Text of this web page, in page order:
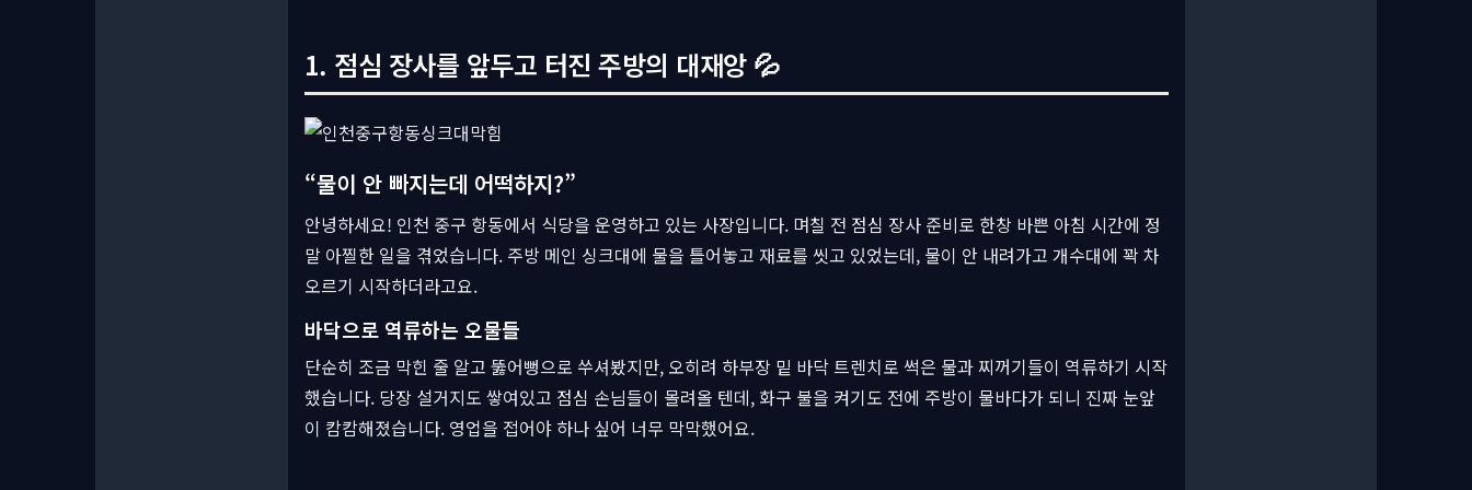
1. 점심 장사를 앞두고 터진 주방의 대재앙 💦
“물이 안 빠지는데 어떡하지?”
안녕하세요! 인천 중구 항동에서 식당을 운영하고 있는 사장입니다. 며칠 전 점심 장사 준비로 한창 바쁜 아침 시간에 정
말 아찔한 일을 겪었습니다. 주방 메인 싱크대에 물을 틀어놓고 재료를 씻고 있었는데, 물이 안 내려가고 개수대에 꽉 차
오르기 시작하더라고요.
바닥으로 역류하는 오물들
단순히 조금 막힌 줄 알고 뚫어뻥으로 쑤셔봤지만, 오히려 하부장 밑 바닥 트렌치로 썩은 물과 찌꺼기들이 역류하기 시작
했습니다. 당장 설거지도 쌓여있고 점심 손님들이 몰려올 텐데, 화구 불을 켜기도 전에 주방이 물바다가 되니 진짜 눈앞
이 캄캄해졌습니다. 영업을 접어야 하나 싶어 너무 막막했어요.